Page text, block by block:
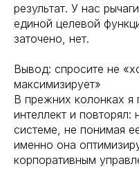
результат. У нас
единой целевой
заточено, нет.
Вывод: спросите не
максимизирует»
В прежних колонках я
интеллект и повторял:
системе, не понимая
именно она
корпоративным